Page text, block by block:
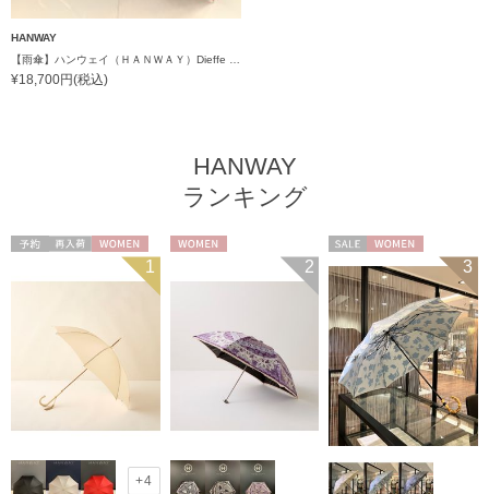
HANWAY
【雨傘】ハンウェイ（ＨＡＮＷＡＹ）Dieffe Kinloch（ディエッフェ・キンロック）コラボ Squirrel ao（スクアール・エーオー）
¥18,700円(税込)
HANWAY
ランキング
WOMEN 1
+4
2 3